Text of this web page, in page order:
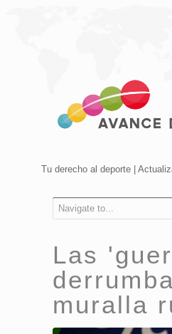
Tu derecho al deporte |
Navigate to...
Las
muralla